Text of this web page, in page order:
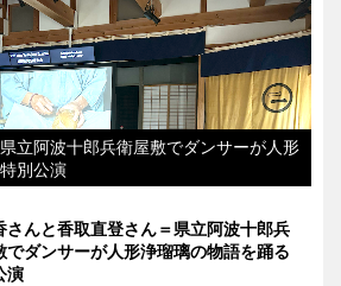
立阿波十郎兵衛屋敷でダンサーが人形
別公演
さんと香取直登さん＝県立阿波十郎兵
でダンサーが人形浄瑠璃の物語を踊る
演